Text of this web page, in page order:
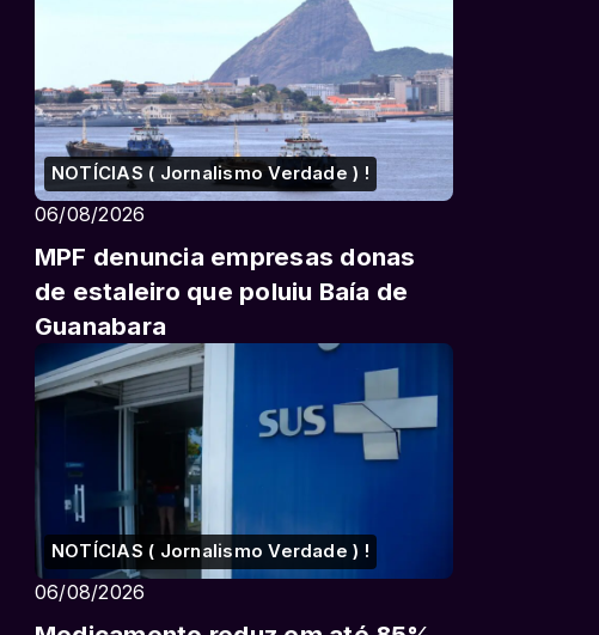
NOTÍCIAS ( Jornalismo Verdade ) !
06/08/2026
MPF denuncia empresas donas
de estaleiro que poluiu Baía de
Guanabara
NOTÍCIAS ( Jornalismo Verdade ) !
06/08/2026